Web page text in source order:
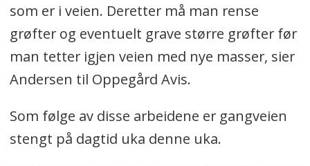
som er i veien. Deretter må man rense
grøfter og eventuelt grave større grøfter før
man tetter igjen veien med nye masser, sier
Andersen til Oppegård Avis.
Som følge av disse arbeidene er gangveien
stengt på dagtid uka denne uka.